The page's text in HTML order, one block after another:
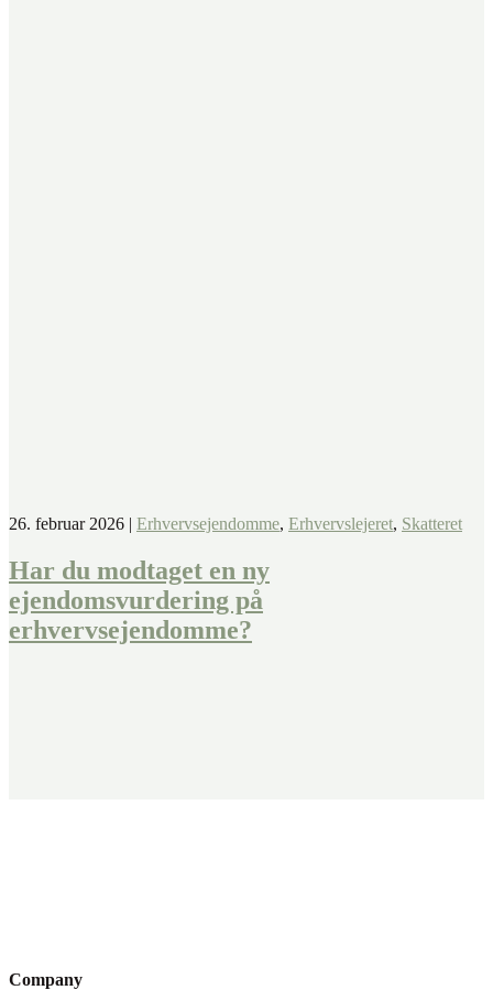
26. februar 2026 | Erhvervsejendomme, Erhvervslejeret, Skatteret
Har du modtaget en ny
ejendomsvurdering på
erhvervsejendomme?
Company